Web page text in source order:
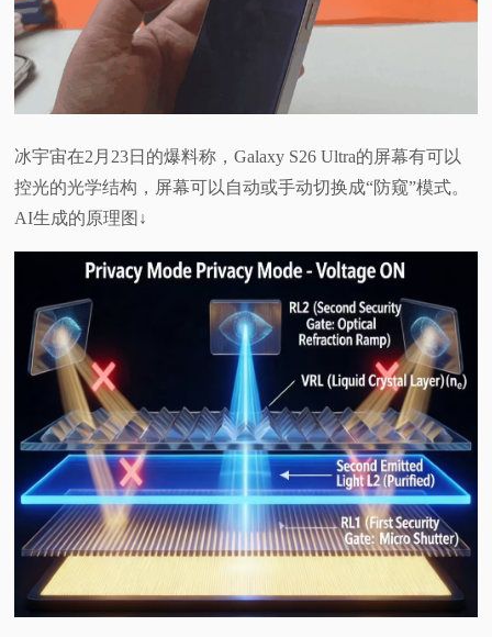
冰宇宙在2月23日的爆料称，Galaxy S26 Ultra的屏幕有可以
控光的光学结构，屏幕可以自动或手动切换成“防窥”模式。
AI生成的原理图↓